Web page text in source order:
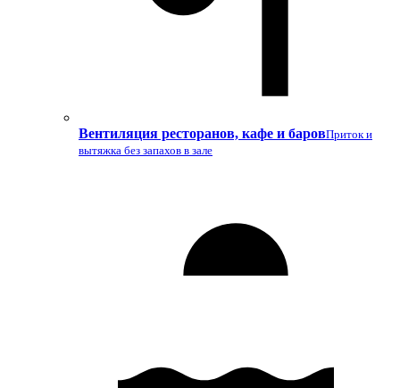
Вентиляция ресторанов, кафе и баровПриток и
вытяжка без запахов в зале